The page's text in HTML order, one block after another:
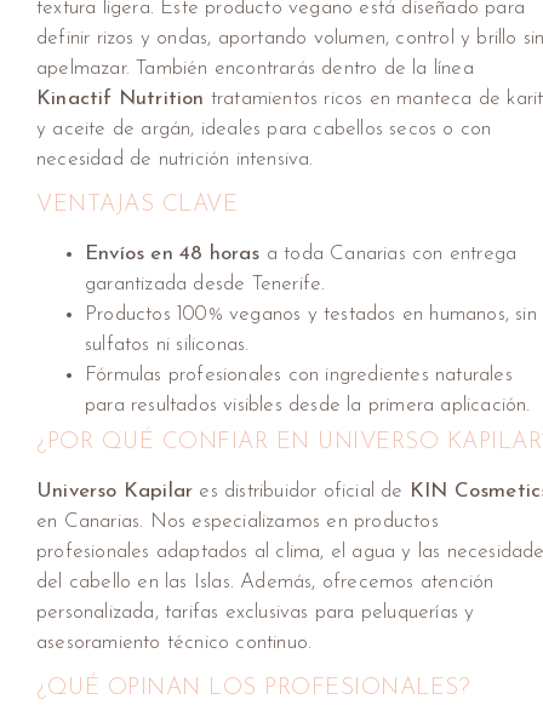
textura ligera. Este producto vegano está diseñado para
definir rizos y ondas, aportando volumen, control y brillo
apelmazar. También encontrarás dentro de la línea
Kinactif Nutrition tratamientos ricos en manteca de
y aceite de argán, ideales para cabellos secos o con
necesidad de nutrición intensiva.
VENTAJAS CLAVE
Envíos en 48 horas a toda Canarias con entrega
garantizada desde Tenerife.
Productos 100% veganos y testados en humanos, sin
sulfatos ni siliconas.
Fórmulas profesionales con ingredientes naturales
para resultados visibles desde la primera aplicación.
¿POR QUÉ CONFIAR EN UNIVERSO
Universo Kapilar es distribuidor oficial de KIN
en Canarias. Nos especializamos en productos
profesionales adaptados al clima, el agua y las
del cabello en las Islas. Además, ofrecemos atención
personalizada, tarifas exclusivas para peluquerías y
asesoramiento técnico continuo.
¿QUÉ OPINAN LOS PROFESIONALES?